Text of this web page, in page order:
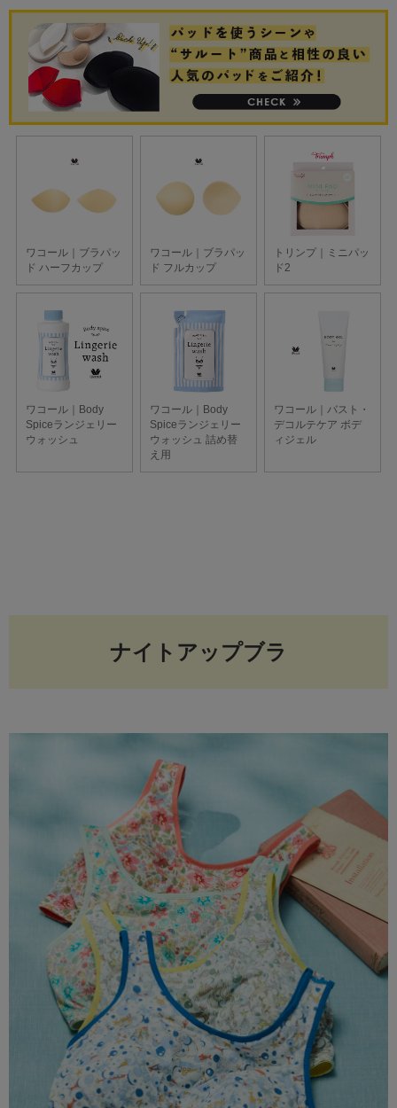
ナイトアップブラ